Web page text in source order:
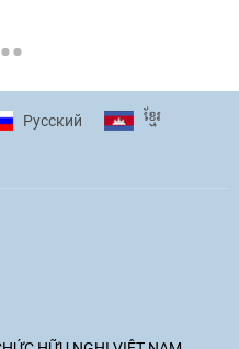
đổi khí hậu
dành ưu tiên hàng đầu cho
Việt Nam
Pусский ខ្មែរ